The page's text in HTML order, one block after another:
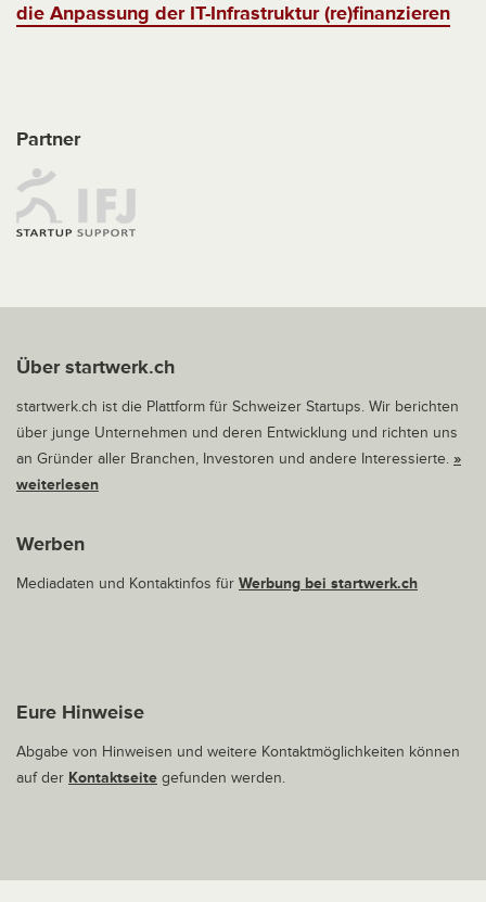
die Anpassung der IT-Infrastruktur (re)finanzieren
Partner
Über startwerk.ch
startwerk.ch ist die Plattform für Schweizer Startups. Wir berichten
über junge Unternehmen und deren Entwicklung und richten uns
an Gründer aller Branchen, Investoren und andere Interessierte. »
weiterlesen
Werben
Mediadaten und Kontaktinfos für Werbung bei startwerk.ch
Eure Hinweise
Abgabe von Hinweisen und weitere Kontaktmöglichkeiten können
auf der Kontaktseite gefunden werden.